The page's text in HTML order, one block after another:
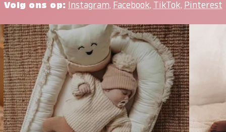
Volg ons op: Instagram, Facebook, TikTok, Pinterest